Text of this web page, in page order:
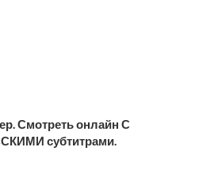
Смотреть онлайн С
субтитрами.